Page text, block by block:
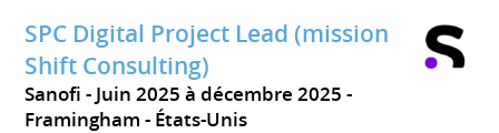
SPC Digital Project Lead (mission
Shift Consulting)
Sanofi
Juin 2025 à décembre 2025
Framingham
États-Unis